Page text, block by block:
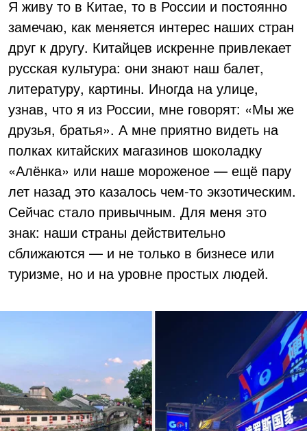
Я живу то в Китае, то в России и постоянно
замечаю, как меняется интерес наших стран
друг к другу. Китайцев искренне привлекает
русская культура: они знают наш балет,
литературу, картины. Иногда на улице,
узнав, что я из России, мне говорят: «Мы же
друзья, братья». А мне приятно видеть на
полках китайских магазинов шоколадку
«Алёнка» или наше мороженое — ещё пару
лет назад это казалось чем-то экзотическим.
Сейчас стало привычным. Для меня это
знак: наши страны действительно
сближаются — и не только в бизнесе или
туризме, но и на уровне простых людей.